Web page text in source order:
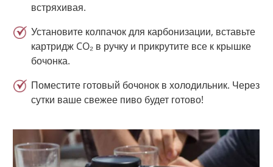
встряхивая.
Установите колпачок для карбонизации, вставьте
картридж CO₂ в ручку и прикрутите все к крышке
бочонка.
Поместите готовый бочонок в холодильник. Через
сутки ваше свежее пиво будет готово!